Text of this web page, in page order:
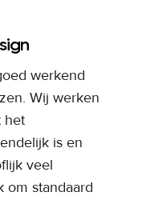
werkend
Wij werken
het
is en
veel
om standaard